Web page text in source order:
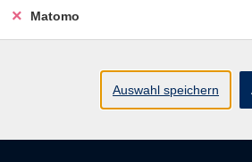
68
0
20
Matomo
Auswahl speichern